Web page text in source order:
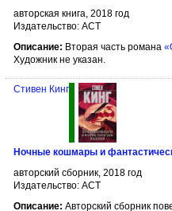
авторская книга, 2018 год
Издательство: АСТ
Описание: Вторая часть романа
Художник не указан.
Стивен Кинг
Ночные кошмары и
авторский сборник, 2018 год
Издательство: АСТ
Описание: Авторский сборник